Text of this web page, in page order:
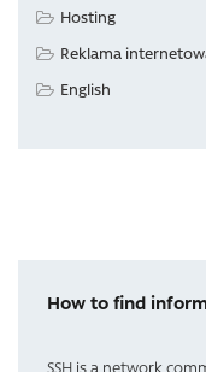
Hosting
Reklama
English
How to find
SSH is a network